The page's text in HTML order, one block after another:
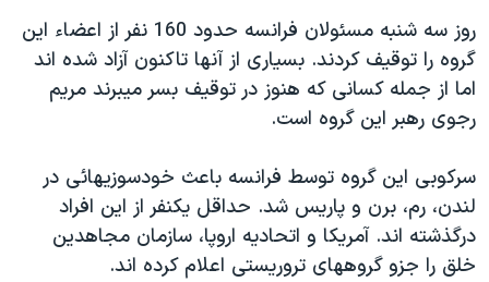
اقتصادی
علم و فناوری
اسرائیل در جنگ
آرشیو پخش زنده
حمله جمهوری اسلامی به اسرائیل
رمز مهسا
ورزش زنان در ایران
مجموعه مستندهای دادخواهی
تریبونال مردمی آبان ۹۸
دادگاه حمید نوری
زبانهای مختلف
روز سه شنبه مسئولان فرانسه حدود 160 نفر از اعضاء اين
گروه را توقيف کردند. بسياری از آنها تاکنون آزاد شده اند
اما از جمله کسانی که هنوز در توقيف بسر ميبرند مريم
رجوی رهبر اين گروه است.
سرکوبی اين گروه توسط فرانسه باعث خودسوزيهائی در
لندن، رم، برن و پاريس شد. حداقل يکنفر از اين افراد
درگذشته اند. آمريکا و اتحاديه اروپا، سازمان مجاهدين
خلق را جزو گروههای تروريستی اعلام کرده اند.